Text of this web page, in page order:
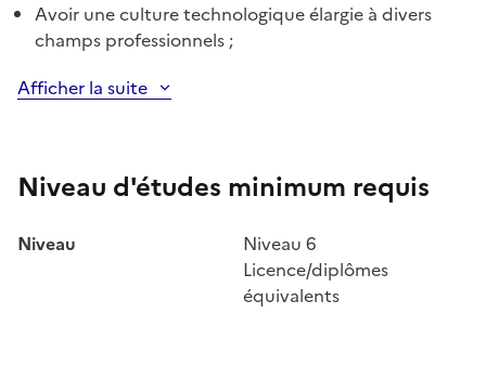
Avoir une culture technologique élargie à divers
champs professionnels ;
Afficher la suite
Niveau d'études minimum requis
Niveau
Niveau 6
Licence/diplômes
équivalents